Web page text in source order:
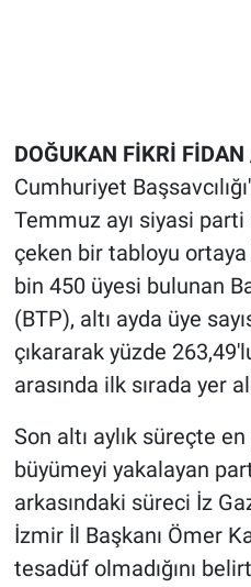
DOĞUKAN FİKRİ
Cumhuriyet
Temmuz ayı siyasi
çeken bir tabloyu ortaya
bin 450 üyesi bulunan
(BTP), altı ayda üye
çıkararak yüzde
arasında ilk sırada yer
Son altı aylık süreçte
büyümeyi yakalayan
arkasındaki süreci İz
İzmir İl Başkanı Ömer
tesadüf olmadığını